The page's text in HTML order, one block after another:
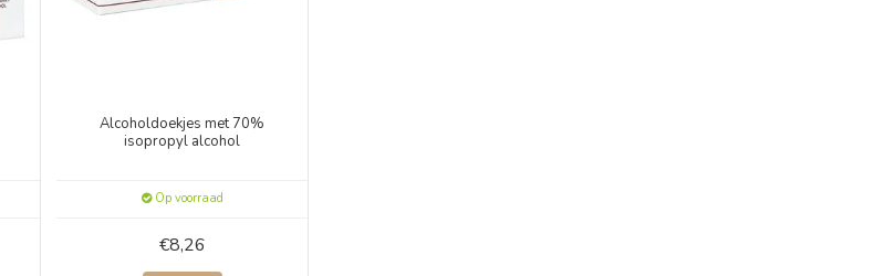
Alcoholdoekjes met 70%
isopropyl alcohol
Op voorraad
€8,26